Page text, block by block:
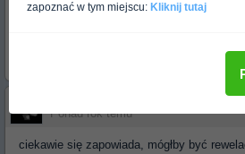
jak wam sie podoba?
Ponad rok temu
ciekawie się zapowiada, mógłby być
zapoznać w tym miejscu: Kliknij tutaj